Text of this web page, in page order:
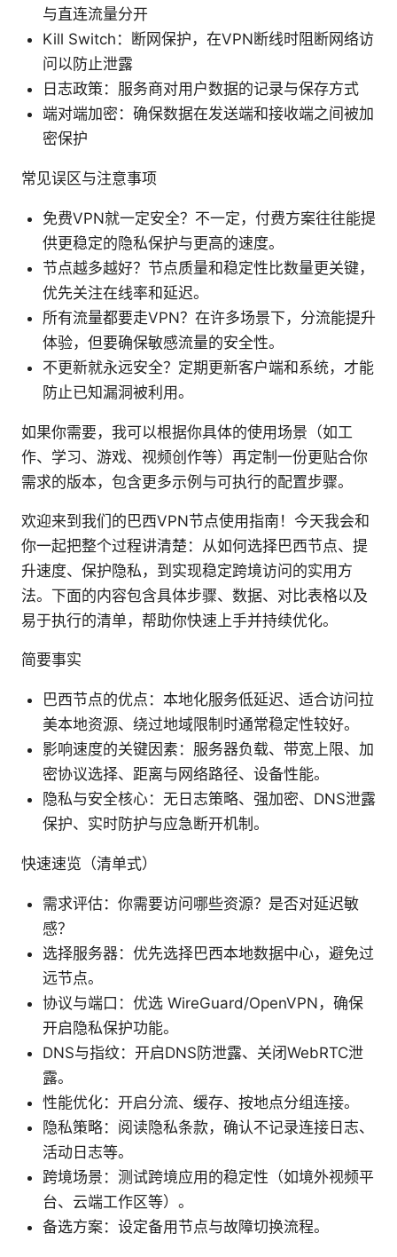
与直连流量分开
Kill Switch：断网保护，在VPN断线时阻断网络访
问以防止泄露
日志政策：服务商对用户数据的记录与保存方式
端对端加密：确保数据在发送端和接收端之间被加
密保护
常见误区与注意事项
免费VPN就一定安全？不一定，付费方案往往能提
供更稳定的隐私保护与更高的速度。
节点越多越好？节点质量和稳定性比数量更关键，
优先关注在线率和延迟。
所有流量都要走VPN？在许多场景下，分流能提升
体验，但要确保敏感流量的安全性。
不更新就永远安全？定期更新客户端和系统，才能
防止已知漏洞被利用。
如果你需要，我可以根据你具体的使用场景（如工
作、学习、游戏、视频创作等）再定制一份更贴合你
需求的版本，包含更多示例与可执行的配置步骤。
欢迎来到我们的巴西VPN节点使用指南！今天我会和
你一起把整个过程讲清楚：从如何选择巴西节点、提
升速度、保护隐私，到实现稳定跨境访问的实用方
法。下面的内容包含具体步骤、数据、对比表格以及
易于执行的清单，帮助你快速上手并持续优化。
简要事实
巴西节点的优点：本地化服务低延迟、适合访问拉
美本地资源、绕过地域限制时通常稳定性较好。
影响速度的关键因素：服务器负载、带宽上限、加
密协议选择、距离与网络路径、设备性能。
隐私与安全核心：无日志策略、强加密、DNS泄露
保护、实时防护与应急断开机制。
快速速览（清单式）
需求评估：你需要访问哪些资源？是否对延迟敏
感？
选择服务器：优先选择巴西本地数据中心，避免过
远节点。
协议与端口：优选 WireGuard/OpenVPN，确保
开启隐私保护功能。
DNS与指纹：开启DNS防泄露、关闭WebRTC泄
露。
性能优化：开启分流、缓存、按地点分组连接。
隐私策略：阅读隐私条款，确认不记录连接日志、
活动日志等。
跨境场景：测试跨境应用的稳定性（如境外视频平
台、云端工作区等）。
备选方案：设定备用节点与故障切换流程。